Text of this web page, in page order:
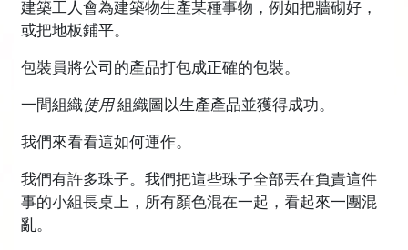
建築工人會為建築物生產某種事物，例如把牆砌好，
或把地板鋪平。
包裝員將公司的產品打包成正確的包裝。
一間組織使用組織圖以生產產品並獲得成功。
我們來看看這如何運作。
我們有許多珠子。我們把這些珠子全部丟在負責這件
事的小組長桌上，所有顏色混在一起，看起來一團混
亂。